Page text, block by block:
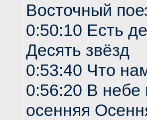
Восточный
0:50:10 Есть
Десять звёзд
0:53:40 Что
0:56:20 В небе
осенняя